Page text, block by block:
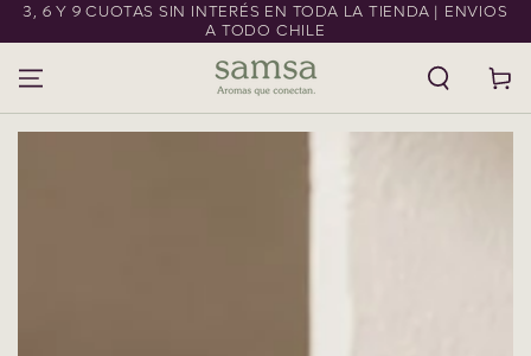
IR AL CONTENIDO
3, 6 Y 9 CUOTAS SIN INTERÉS EN TODA LA TIENDA | ENVIOS
A TODO CHILE
Carrito